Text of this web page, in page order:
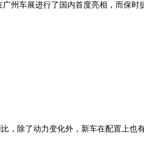
州车展进行了国内首度亮相，而保时
，除了动力变化外，新车在配置上也有